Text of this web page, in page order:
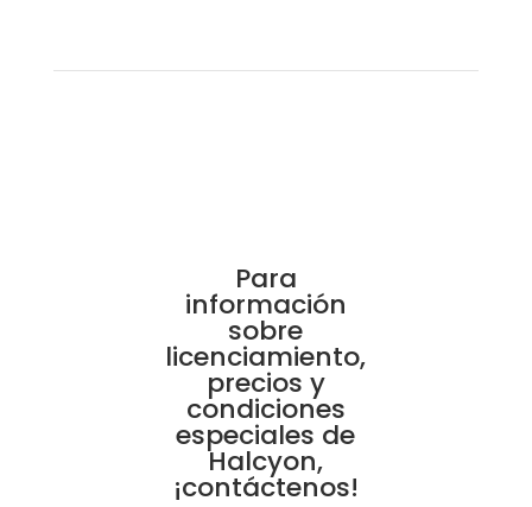
Para
información
sobre
licenciamiento,
precios y
condiciones
especiales de
Halcyon,
¡contáctenos!